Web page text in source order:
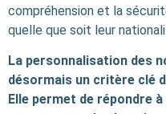
compréhension et la
quelle que soit leur
La personnalisation des
désormais un critère clé
Elle permet de répondre